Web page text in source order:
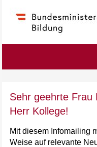
Sehr geehrte Frau
Herr Kollege!
Mit diesem Infomailing
Weise auf relevante